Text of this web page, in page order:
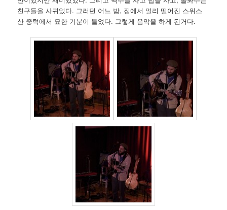
친구들을 사귀었다. 그러던 어느 밤, 집에서 멀리 떨어진 스위스
산 중턱에서 묘한 기분이 들었다. 그렇게 음악을 하게 된거다.